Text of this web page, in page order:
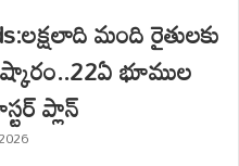
మంది రైతులకు
భూముల
ప్లాన్